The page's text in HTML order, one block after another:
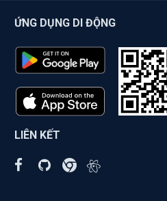
ỨNG DỤNG DI ĐỘNG
LIÊN KẾT